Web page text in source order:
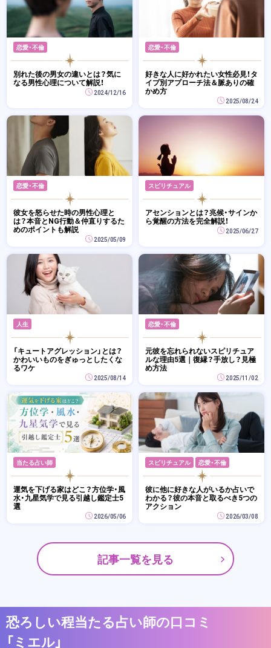
恋愛・不倫
別れた後の男女の違いとは？気に
なる男性心理について解説！
2024/12/16
恋愛・不倫
好きな人に好かれたい女性必見！タ
イプ別アプローチ法＆脈ありの確
かめ方
2025/08/24
恋愛・不倫
彼女を怒らせた時の男性心理と
は？本音とNG行動＆仲直りするた
めのポイントも解説
2025/05/09
スピリチュアル
アセンションとは？兆候・サインか
ら覚醒の方法を完全解説！
2025/06/27
人生
「キュートアグレッション」とは？
かわいいものをぎゅっとしたくな
るワケ
2025/08/14
恋愛・不倫
元彼を忘れられないスピリチュア
ルな理由5選｜復縁？手放し？見極
め方法
2025/11/02
当たる占い師
運気を下げる家はどこ？方位学・風
水・九星気学で見る引越し鑑定士5
選
2026/05/06
スピリチュアル 恋愛・不倫
彼に他に好きな人がいるか占いで
わかる？彼の本音と取るべき5つの
アクション
2026/03/08
記事一覧を見る
恐ろしい程当たる占い師の口コミ
「ミエル」